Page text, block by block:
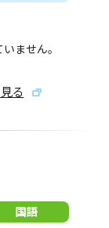
ません。
る
国語